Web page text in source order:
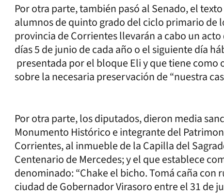
Por otra parte, también pasó al Senado, el
alumnos de quinto grado del ciclo primario de
provincia de Corrientes llevarán a cabo un
días 5 de junio de cada año o el siguiente día
presentada por el bloque Eli y que tiene
sobre la necesaria preservación de “nuestra
Por otra parte, los diputados, dieron media
Monumento Histórico e integrante del
Corrientes, al inmueble de la Capilla del
Centenario de Mercedes; y el que establece
denominado: “Chake el bicho. Tomá caña con
ciudad de Gobernador Virasoro entre el 31 de